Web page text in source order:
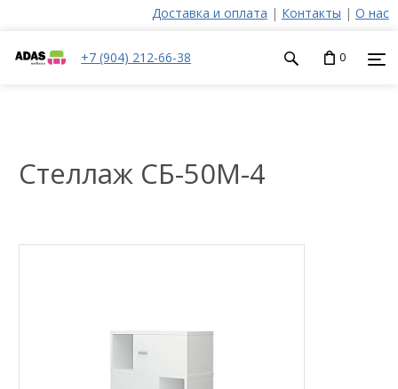
Доставка и оплата | Контакты | О нас
+7 (904) 212-66-38 0
Стеллаж СБ-50М-4